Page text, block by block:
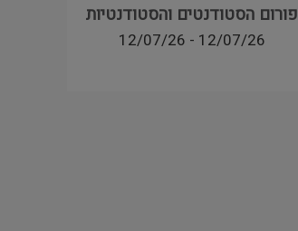
פורום הסטודנטים והסטודנטיות
12/07/26
-
12/07/26